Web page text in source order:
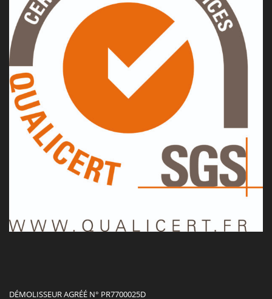
DÉMOLISSEUR AGRÉÉ N° PR7700025D